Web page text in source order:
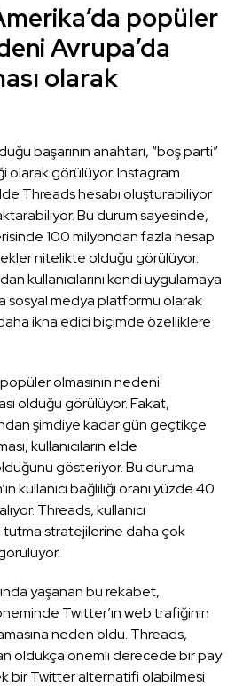
popüler
Avrupa’da
olarak
başarının anahtarı, “boş parti”
olarak görülüyor. Instagram
Threads hesabı oluşturabiliyor
Bu durum sayesinde,
100 milyondan fazla hesap
nitelikte olduğu görülüyor.
kullanıcılarını kendi uygulamaya
sosyal medya platformu olarak
ikna edici biçimde özelliklere
olmasının nedeni
olduğu görülüyor. Fakat,
şimdiye kadar gün geçtikçe
kullanıcıların elde
gösteriyor. Bu duruma
kullanıcı bağlılığı oranı yüzde 40
Threads, kullanıcı
stratejilerine daha çok
yaşanan bu rekabet,
Twitter’ın web trafiğinin
neden oldu. Threads,
oldukça önemli derecede bir pay
bir Twitter alternatifi olabilmesi